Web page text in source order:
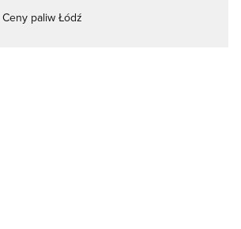
Ceny paliw Łódź